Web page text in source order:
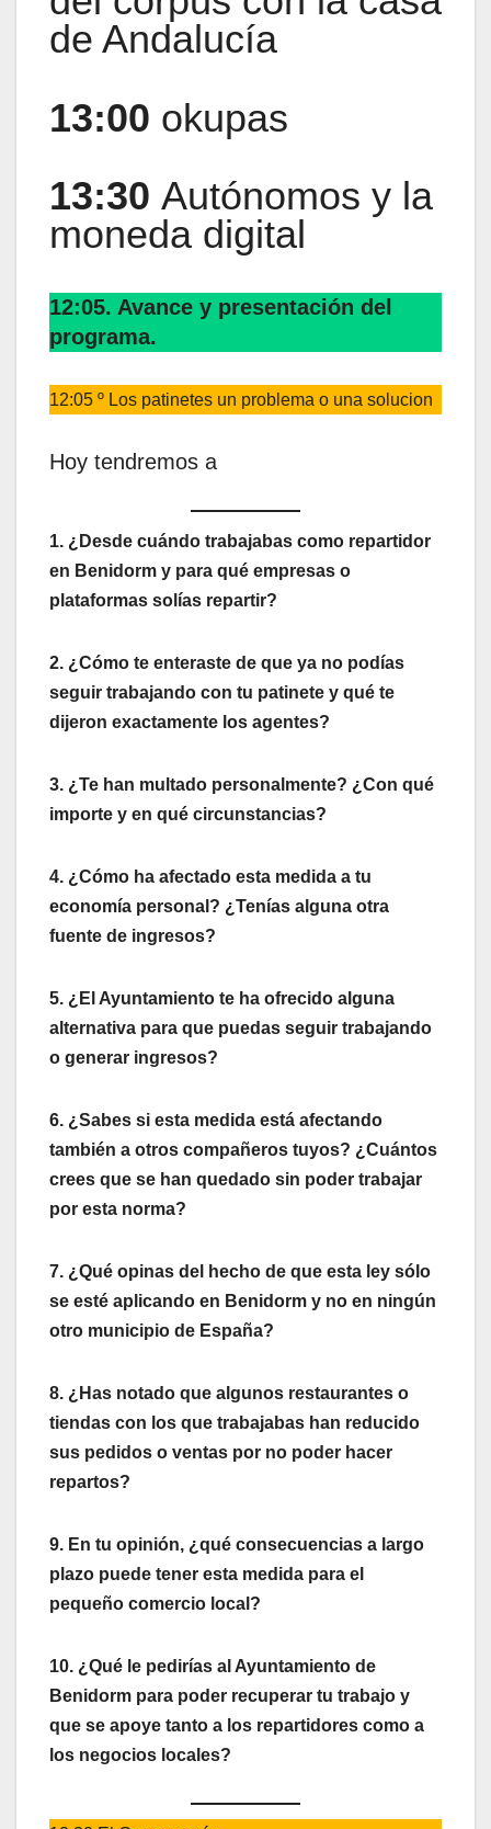
de Andalucía
13:00 okupas
13:30 Autónomos y la
moneda digital
12:05. Avance y presentación del
programa.
12:05 º Los patinetes un problema o una solucion
Hoy tendremos a
1. ¿Desde cuándo trabajabas como repartidor
en Benidorm y para qué empresas o
plataformas solías repartir?
2. ¿Cómo te enteraste de que ya no podías
seguir trabajando con tu patinete y qué te
dijeron exactamente los agentes?
3. ¿Te han multado personalmente? ¿Con qué
importe y en qué circunstancias?
4. ¿Cómo ha afectado esta medida a tu
economía personal? ¿Tenías alguna otra
fuente de ingresos?
5. ¿El Ayuntamiento te ha ofrecido alguna
alternativa para que puedas seguir trabajando
o generar ingresos?
6. ¿Sabes si esta medida está afectando
también a otros compañeros tuyos? ¿Cuántos
crees que se han quedado sin poder trabajar
por esta norma?
7. ¿Qué opinas del hecho de que esta ley sólo
se esté aplicando en Benidorm y no en ningún
otro municipio de España?
8. ¿Has notado que algunos restaurantes o
tiendas con los que trabajabas han reducido
sus pedidos o ventas por no poder hacer
repartos?
9. En tu opinión, ¿qué consecuencias a largo
plazo puede tener esta medida para el
pequeño comercio local?
10. ¿Qué le pedirías al Ayuntamiento de
Benidorm para poder recuperar tu trabajo y
que se apoye tanto a los repartidores como a
los negocios locales?